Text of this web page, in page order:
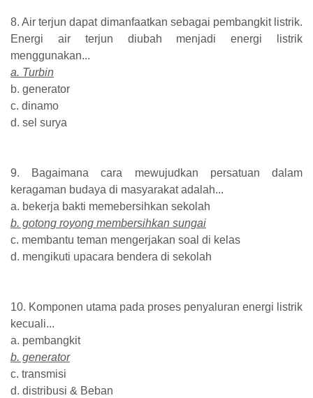
8. Air terjun dapat dimanfaatkan sebagai pembangkit listrik.
Energi air terjun diubah menjadi energi listrik
menggunakan...
a. Turbin
b. generator
c. dinamo
d. sel surya
9. Bagaimana cara mewujudkan persatuan dalam
keragaman budaya di masyarakat adalah...
a. bekerja bakti memebersihkan sekolah
b. gotong royong membersihkan sungai
c. membantu teman mengerjakan soal di kelas
d. mengikuti upacara bendera di sekolah
10. Komponen utama pada proses penyaluran energi listrik
kecuali...
a. pembangkit
b. generator
c. transmisi
d. distribusi & Beban